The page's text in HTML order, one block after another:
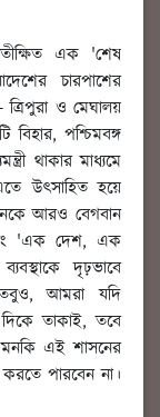
এক 'শেষ
চারপাশের
ও মেঘালয়
পশ্চিমবঙ্গ
থাকার মাধ্যমে
উৎসাহিত হয়ে
আরও বেগবান
'এক দেশ, এক
দৃঢ়ভাবে
তবুও, আমরা যদি
দিকে তাকাই, তবে
এই শাসনের
পারবেন না।